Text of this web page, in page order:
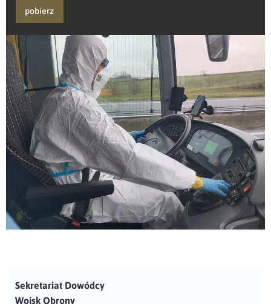
pobierz
Sekretariat Dowódcy
Wojsk Obrony